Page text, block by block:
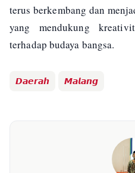
terus berkembang dan
yang mendukung
terhadap budaya bangsa.
𝘿𝙖𝙚𝙧𝙖𝙝 𝙈𝙖𝙡𝙖𝙣𝙜